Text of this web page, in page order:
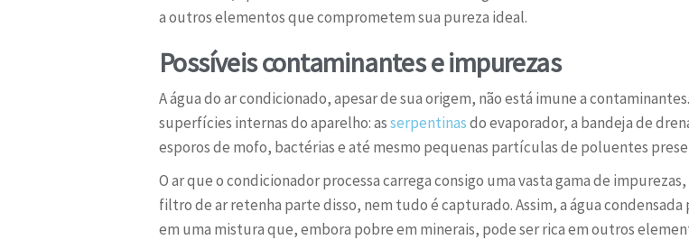
a outros elementos que comprometem sua pureza ideal.
Possíveis contaminantes e impurezas
A água do ar condicionado, apesar de sua origem, não está imune a
superfícies internas do aparelho: asserpentinasdo evaporador, a bandeja de
esporos de mofo, bactérias e até mesmo pequenas partículas de poluentes
O ar que o condicionador processa carrega consigo uma vasta gama de
filtro de ar retenha parte disso, nem tudo é capturado. Assim, a água
em uma mistura que, embora pobre em minerais, pode ser rica em outros